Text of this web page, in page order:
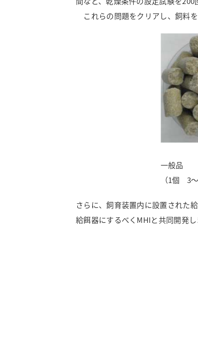
これらの問題をクリアし、飼料
一般品
（1個 3～
さらに、飼育装置内に設置された
給餌器にするべくMHIと共同開発し